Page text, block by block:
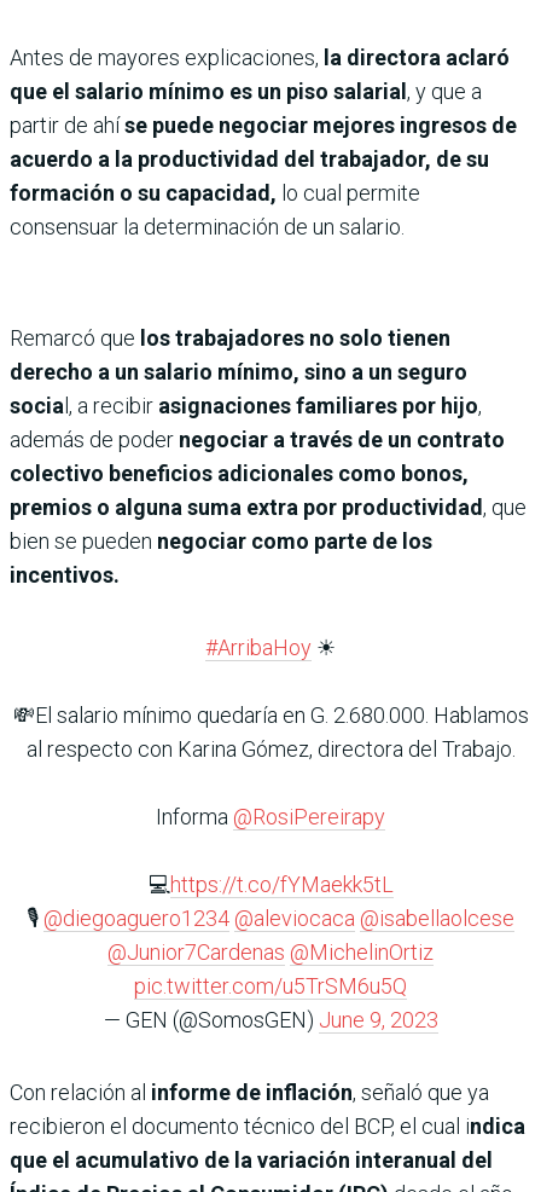
Antes de mayores explicaciones, la directora aclaró
que el salario mínimo es un piso salarial, y que a
partir de ahíse puede negociar mejores ingresos de
acuerdo a la productividad del trabajador, de su
formación o su capacidad, lo cual permite
consensuar la determinación de un salario.
Remarcó que los trabajadores no solo tienen
derecho a un salario mínimo, sino a un seguro
social, a recibir asignaciones familiares por hijo,
además de poder negociar a través de un contrato
colectivo beneficios adicionales como bonos,
premios o alguna suma extra por productividad, que
bien se pueden negociar como parte de los
incentivos.
#ArribaHoy ☀
💸El salario mínimo quedaría en G. 2.680.000. Hablamos
al respecto con Karina Gómez, directora del Trabajo.
Informa @RosiPereirapy
💻https://t.co/fYMaekk5tL
🎙 @diegoaguero1234 @aleviocaca @isabellaolcese
@Junior7Cardenas @MichelinOrtiz
pic.twitter.com/u5TrSM6u5Q
— GEN (@SomosGEN) June 9, 2023
Con relación al informe de inflación, señaló que ya
recibieron el documento técnico del BCP, el cual indica
que el acumulativo de la variación interanual del